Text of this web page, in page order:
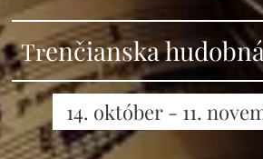
Trenčianska
14. október - 11.